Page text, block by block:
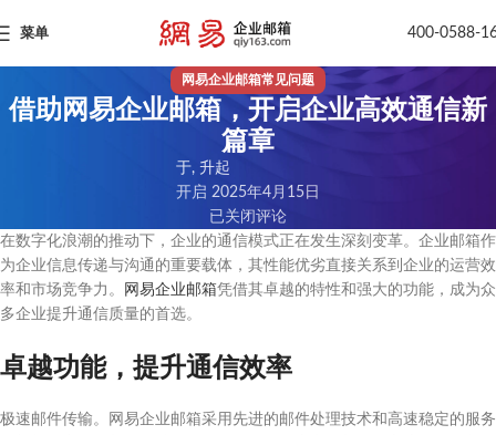
菜单 400-0588-
网易企业邮箱常见问题
借助网易企业邮箱，开启企业高效通信新
篇章
于, 升起
开启 2025年4月15日
已关闭评论
在数字化浪潮的推动下，企业的通信模式正在发生深刻变革。企业邮箱作
为企业信息传递与沟通的重要载体，其性能优劣直接关系到企业的运营效
率和市场竞争力。
网易企业邮箱凭借其卓越的特性和强大的功能，成为众
多企业提升通信质量的首选。
卓越功能，提升通信效率
极速邮件传输。网易企业邮箱采用先进的邮件处理技术和高速稳定的服务